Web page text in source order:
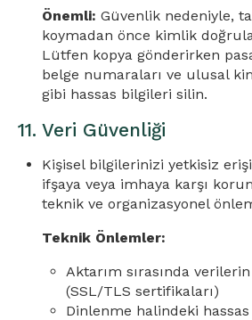
Önemli: Güvenlik nedeniyle,
koymadan önce kimlik
Lütfen kopya gönderirken
belge numaraları ve ulusal
gibi hassas bilgileri silin.
11. Veri Güvenliği
Kişisel bilgilerinizi yetkisiz
ifşaya veya imhaya karşı
teknik ve organizasyonel
Teknik Önlemler:
Aktarım sırasında
(SSL/TLS sertifikaları)
Dinlenme halindeki